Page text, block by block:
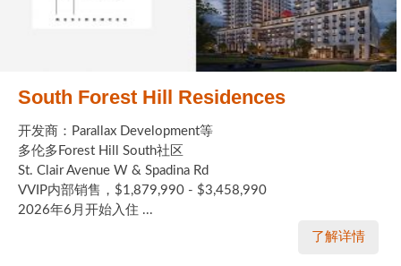
South Forest Hill Residences
开发商：Parallax Development等
多伦多Forest Hill South社区
St. Clair Avenue W & Spadina Rd
VVIP内部销售，$1,879,990 - $3,458,990
2026年6月开始入住 ...
了解详情